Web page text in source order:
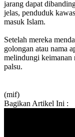
jarang dapat
jelas, penduduk
masuk Islam.
Setelah mereka
golongan atau nama
melindungi keimanan
palsu.
(mif)
Bagikan Artikel Ini :